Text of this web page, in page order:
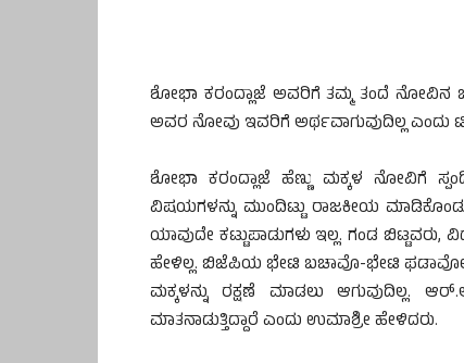
ಶೋಭಾ ಕರಂದ್ಲಾಜೆ ಅವರಿಗೆ ತಮ್ಮ ತಂದೆ ನೋವಿನ
ಅವರ ನೋವು ಇವರಿಗೆ ಅರ್ಥವಾಗುವುದಿಲ್ಲ ಎಂದು
ಶೋಭಾ ಕರಂದ್ಲಾಜೆ ಹೆಣ್ಣು ಮಕ್ಕಳ ನೋವಿಗೆ
ವಿಷಯಗಳನ್ನು ಮುಂದಿಟ್ಟು ರಾಜಕೀಯ
ಯಾವುದೇ ಕಟ್ಟುಪಾಡುಗಳು ಇಲ್ಲ. ಗಂಡ
ಹೇಳಿಲ್ಲ. ಬಿಜೆಪಿಯ ಭೇಟಿ ಬಚಾವೊ-ಭೇಟಿ
ಮಕ್ಕಳನ್ನು ರಕ್ಷಣೆ ಮಾಡಲು
ಮಾತನಾಡುತ್ತಿದ್ದಾರೆ ಎಂದು ಉಮಾಶ್ರೀ ಹೇಳಿದರು.